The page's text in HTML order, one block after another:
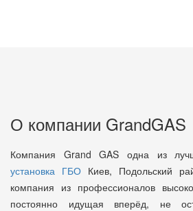
О компании GrandGAS
Компания Grand GAS одна из
установка ГБОКиев, Подольский
компания из профессионалов
постоянно идущая вперёд, не